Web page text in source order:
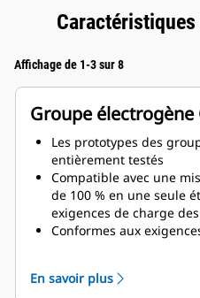
Affichage de 1-3 sur 8
Groupe électrogène
Les prototypes des
entièrement testés
Compatible avec une
de 100 % en une seule
exigences de charge
Conformes aux
En savoir plus